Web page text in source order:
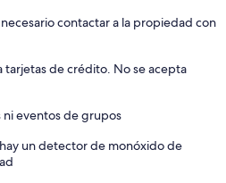
necesario contactar a la propiedad con
tarjetas de crédito. No se acepta
eventos de grupos
un detector de monóxido de